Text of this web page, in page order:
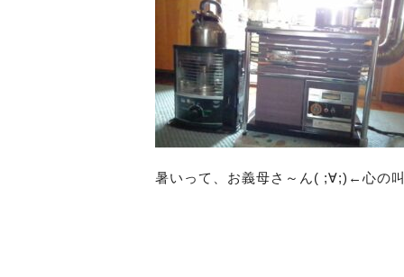
暑いって、お義母さ～ん( ;∀;)←心の